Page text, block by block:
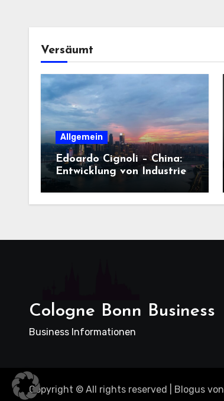
Versäumt
Allgemein
Edoardo Cignoli – China:
Entwicklung von Industrie,
Technologie
Cologne Bonn Business
Business Informationen
Copyright © All rights reserved Blogus von